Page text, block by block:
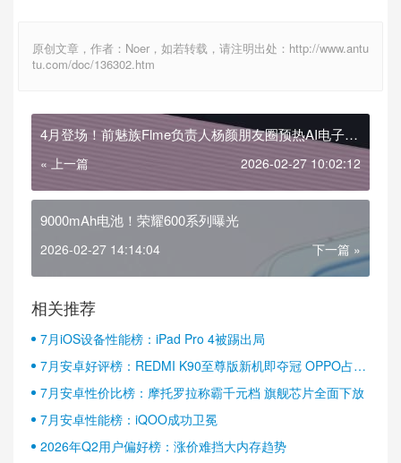
原创文章，作者：Noer，如若转载，请注明出处：http://www.antu
tu.com/doc/136302.htm
4月登场！前魅族Flme负责人杨颜朋友圈预热AI电子宠
« 上一篇 2026-02-27 10:02:12
9000mAh电池！荣耀600系列曝光
2026-02-27 14:14:04 下一篇 »
相关推荐
7月iOS设备性能榜：iPad Pro 4被踢出局
7月安卓好评榜：REDMI K90至尊版新机即夺冠 OPPO占据
半壁江山
7月安卓性价比榜：摩托罗拉称霸千元档 旗舰芯片全面下放
7月安卓性能榜：iQOO成功卫冕
2026年Q2用户偏好榜：涨价难挡大内存趋势